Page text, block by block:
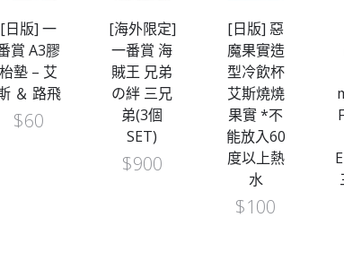
[日版] 一
賞 A3膠
枱墊 – 艾
＆ 路飛
$60
[海外限定]
一番賞 海
賊王 兄弟
の絆 三兄
弟(3個
SET)
$900
[日版] 惡
魔果實造
型冷飲杯
艾斯燒燒
果實 *不
能放入60
度以上熱
水
$100